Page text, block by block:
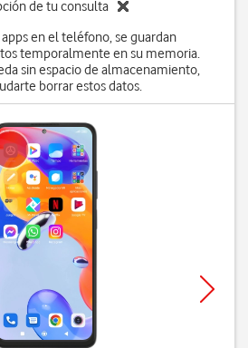
de tu consulta
en el teléfono, se guardan
temporalmente en su memoria.
sin espacio de almacenamiento,
borrar estos datos.